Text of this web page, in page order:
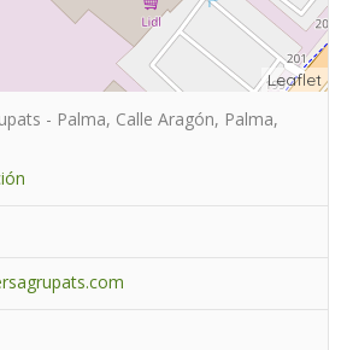
Leaflet
- Palma, Calle Aragón, Palma,